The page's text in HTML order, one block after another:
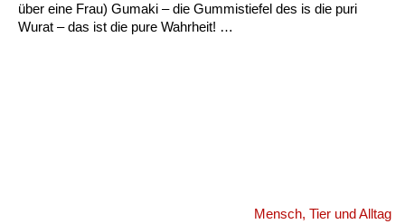
über eine Frau) Gumaki – die Gummistiefel des is die puri
Wurat – das ist die pure Wahrheit! …
Mensch, Tier und Alltag